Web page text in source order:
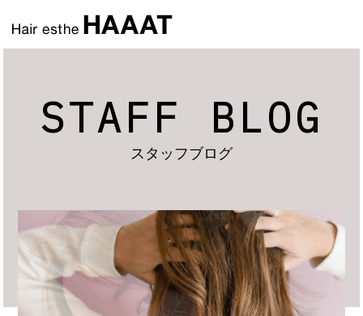
STAFF BLOG
スタッフブログ